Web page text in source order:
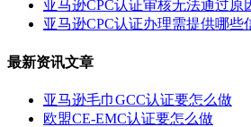
亚马逊CPC认证审核无法通过原
亚马逊CPC认证办理需提供哪些
最新资讯文章
亚马逊毛巾GCC认证要怎么做
欧盟CE-EMC认证要怎么做